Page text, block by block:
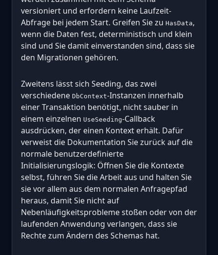
versioniert und erfordern keine Laufzeit-
Abfrage bei jedem Start. Greifen Sie zu HasData,
wenn die Daten fest, deterministisch und klein
sind und Sie damit einverstanden sind, dass sie
den Migrationen gehören.
Zweitens lässt sich Seeding, das zwei
verschiedene DbContext-Instanzen innerhalb
einer Transaktion benötigt, nicht sauber in
einem einzelnen UseSeeding-Callback
ausdrücken, der einen Kontext erhält. Dafür
verweist die Dokumentation Sie zurück auf die
normale benutzerdefinierte
Initialisierungslogik: Öffnen Sie die Kontexte
selbst, führen Sie die Arbeit aus und halten Sie
sie vor allem aus dem normalen Anfragepfad
heraus, damit Sie nicht auf
Nebenläufigkeitsprobleme stoßen oder von der
laufenden Anwendung verlangen, dass sie
Rechte zum Ändern des Schemas hat.